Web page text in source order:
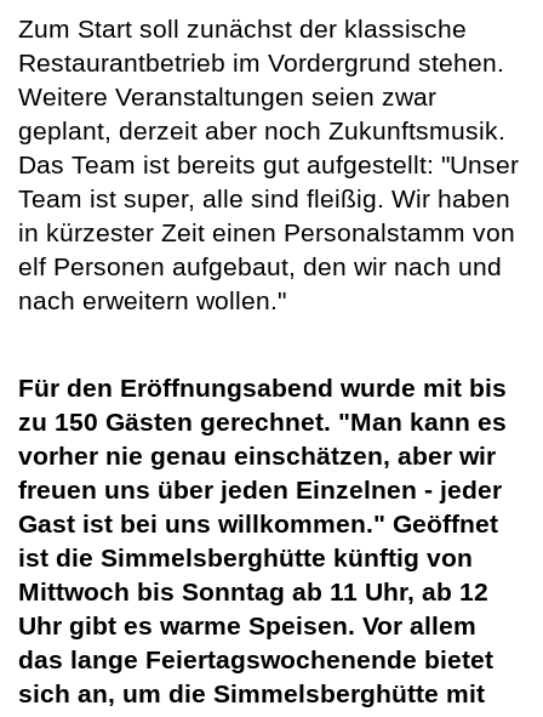
Zum Start soll zunächst der klassische
Restaurantbetrieb im Vordergrund stehen.
Weitere Veranstaltungen seien zwar
geplant, derzeit aber noch Zukunftsmusik.
Das Team ist bereits gut aufgestellt: "Unser
Team ist super, alle sind fleißig. Wir haben
in kürzester Zeit einen Personalstamm von
elf Personen aufgebaut, den wir nach und
nach erweitern wollen."
Für den Eröffnungsabend wurde mit bis
zu 150 Gästen gerechnet. "Man kann es
vorher nie genau einschätzen, aber wir
freuen uns über jeden Einzelnen - jeder
Gast ist bei uns willkommen." Geöffnet
ist die Simmelsberghütte künftig von
Mittwoch bis Sonntag ab 11 Uhr, ab 12
Uhr gibt es warme Speisen. Vor allem
das lange Feiertagswochenende bietet
sich an, um die Simmelsberghütte mit